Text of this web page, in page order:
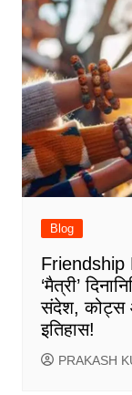
Blog
Friendship
‘मैत्री’
संदेश, कोट्स
इतिहास!
PRAKASH